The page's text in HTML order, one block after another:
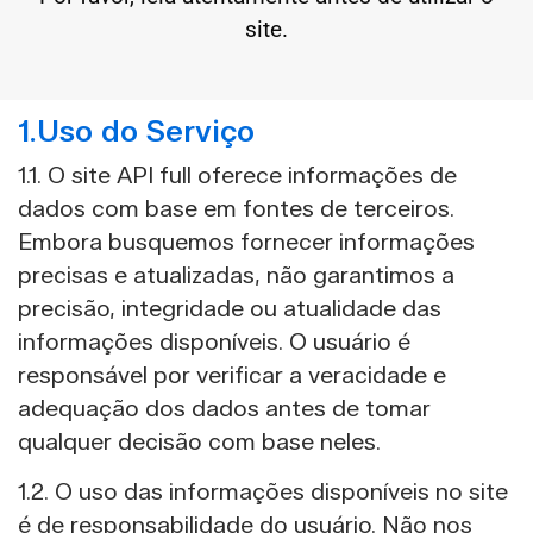
site.
1.Uso do Serviço
1.1. O site API full oferece informações de
dados com base em fontes de terceiros.
Embora busquemos fornecer informações
precisas e atualizadas, não garantimos a
precisão, integridade ou atualidade das
informações disponíveis. O usuário é
responsável por verificar a veracidade e
adequação dos dados antes de tomar
qualquer decisão com base neles.
1.2. O uso das informações disponíveis no site
é de responsabilidade do usuário. Não nos